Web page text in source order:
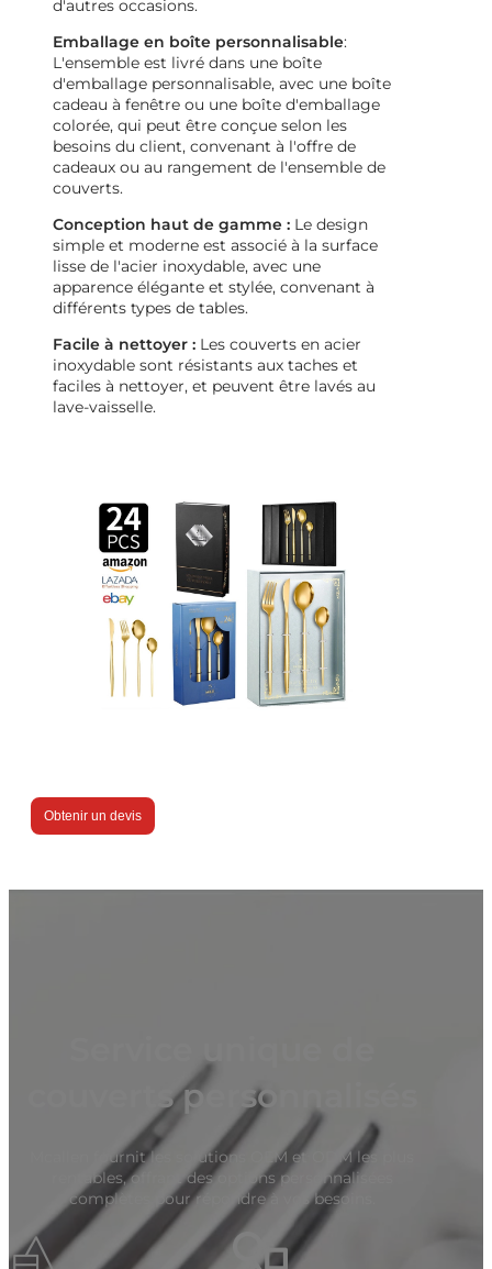
d'autres occasions.
Emballage en boîte personnalisable:
L'ensemble est livré dans une boîte
d'emballage personnalisable, avec une boîte
cadeau à fenêtre ou une boîte d'emballage
colorée, qui peut être conçue selon les
besoins du client, convenant à l'offre de
cadeaux ou au rangement de l'ensemble de
couverts.
Conception haut de gamme : Le design
simple et moderne est associé à la surface
lisse de l'acier inoxydable, avec une
apparence élégante et stylée, convenant à
différents types de tables.
Facile à nettoyer : Les couverts en acier
inoxydable sont résistants aux taches et
faciles à nettoyer, et peuvent être lavés au
lave-vaisselle.
Obtenir un devis
couverts personnalisés
Mcallen fournit les solutions OEM et ODM les plus
rentables, offrant des options personnalisées
complètes pour répondre à vos besoins.